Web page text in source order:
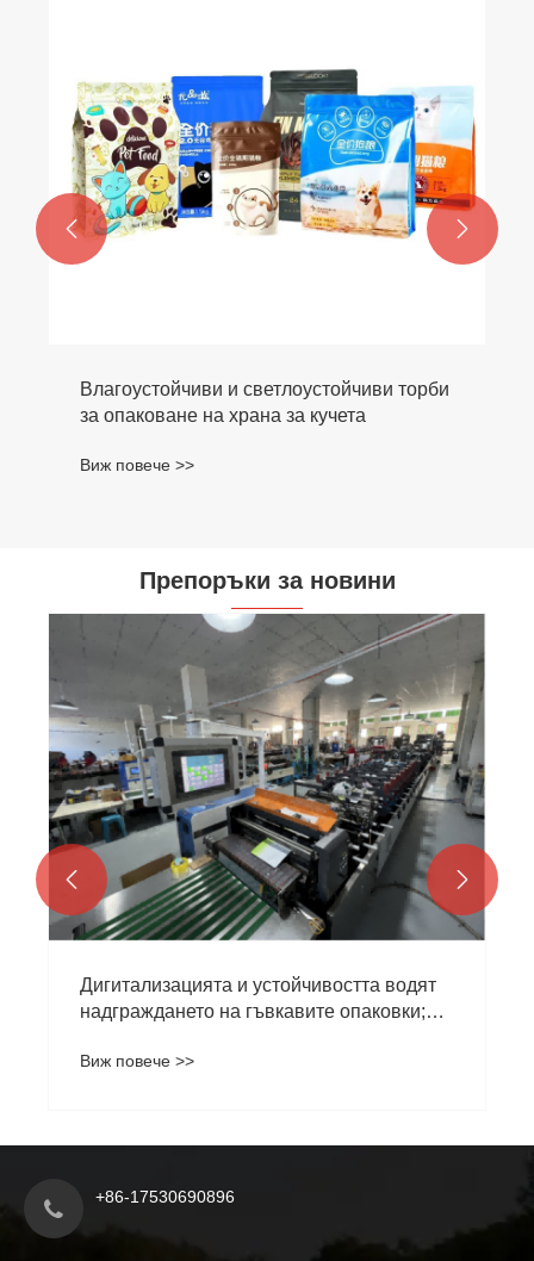
Влагоустойчиви и светлоустойчиви торби
за опаковане на храна за кучета
Виж повече >>
 
Препоръки за новини
Дигитализацията и устойчивостта водят
надграждането на гъвкавите опаковки;
глобален партньор
Виж повече >>
 
+86-17530690896